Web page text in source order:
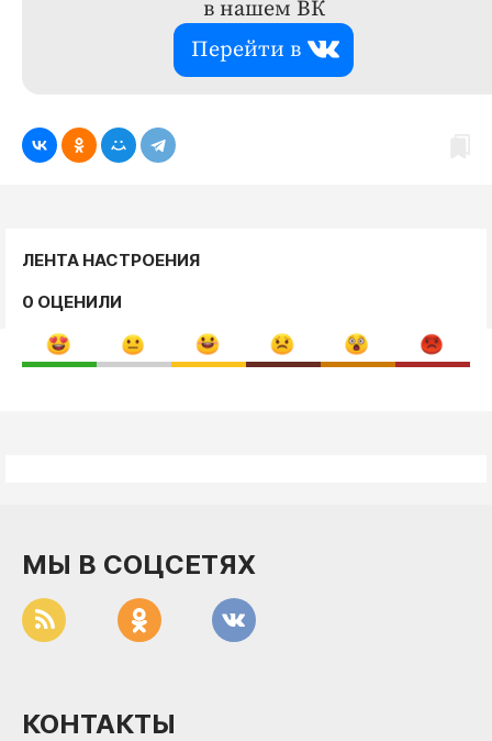
в нашем ВК
Перейти в
ЛЕНТА НАСТРОЕНИЯ
0 ОЦЕНИЛИ
МЫ В СОЦСЕТЯХ
КОНТАКТЫ